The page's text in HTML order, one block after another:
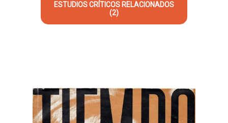
ESTUDIOS CRÍTICOS RELACIONADOS
(2)